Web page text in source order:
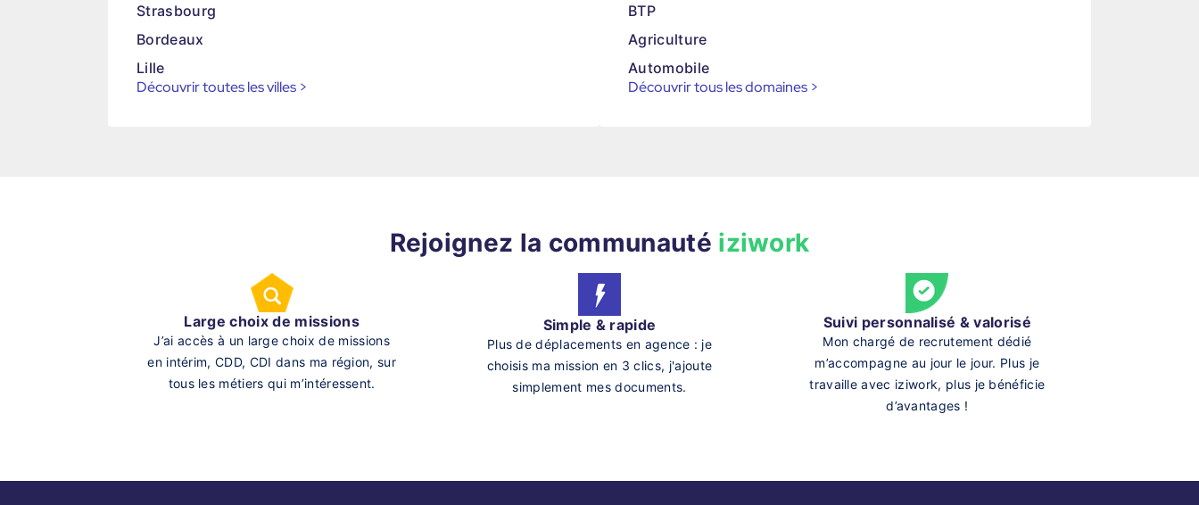
Strasbourg
Bordeaux
Lille
Découvrir toutes les villes >
BTP
Agriculture
Automobile
Découvrir tous les domaines >
Rejoignez la communauté iziwork
Large choix de missions
J’ai accès à un large choix de missions
en intérim, CDD, CDI dans ma région, sur
tous les métiers qui m’intéressent.
Simple & rapide
Plus de déplacements en agence : je
choisis ma mission en 3 clics, j'ajoute
simplement mes documents.
Suivi personnalisé & valorisé
Mon chargé de recrutement dédié
m’accompagne au jour le jour. Plus je
travaille avec iziwork, plus je bénéficie
d’avantages !